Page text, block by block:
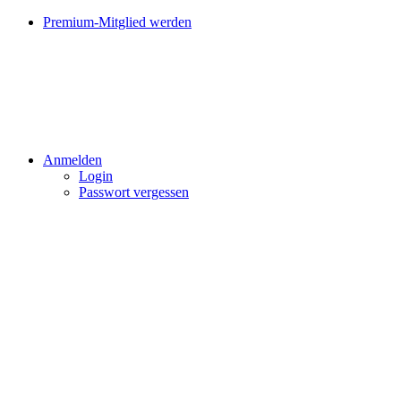
Premium-Mitglied werden
Anmelden
Login
Passwort vergessen